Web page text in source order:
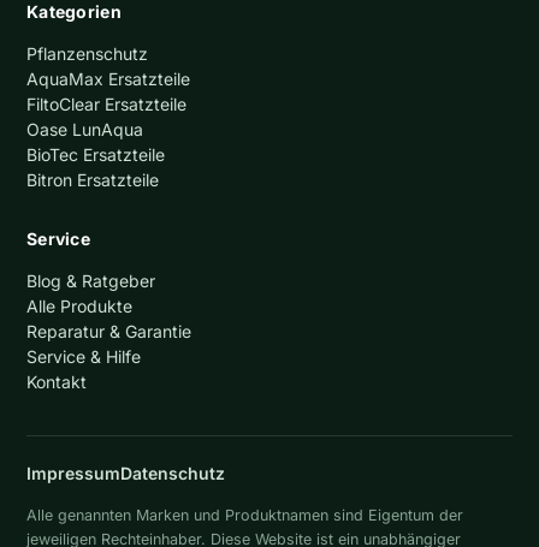
Kategorien
Pflanzenschutz
AquaMax Ersatzteile
FiltoClear Ersatzteile
Oase LunAqua
BioTec Ersatzteile
Bitron Ersatzteile
Service
Blog & Ratgeber
Alle Produkte
Reparatur & Garantie
Service & Hilfe
Kontakt
ImpressumDatenschutz
Alle genannten Marken und Produktnamen sind Eigentum der
jeweiligen Rechteinhaber. Diese Website ist ein unabhängiger